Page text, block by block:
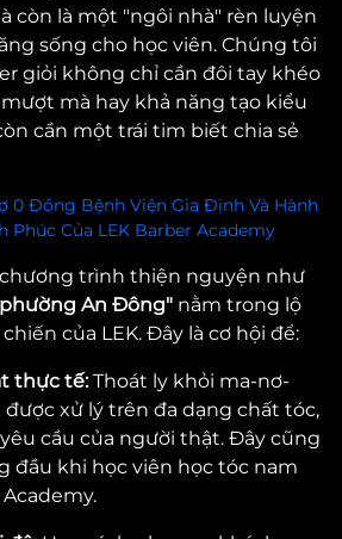
còn là một "ngôi nhà" rèn luyện
sống cho học viên. Chúng tôi
giỏi không chỉ cần đôi tay khéo
mà hay khả năng tạo kiểu
cần một trái tim biết chia sẻ
0 Đồng Bệnh Viện Gia Định Và Hành
Phúc Của LEK Barber Academy
trình thiện nguyện như
An Đông" nằm trong lộ
của LEK. Đây là cơ hội để:
thực tế:Thoát ly khỏi ma-nơ-
được xử lý trên đa dạng chất tóc,
cầu của người thật. Đây cũng
đầu khi học viên học tóc nam